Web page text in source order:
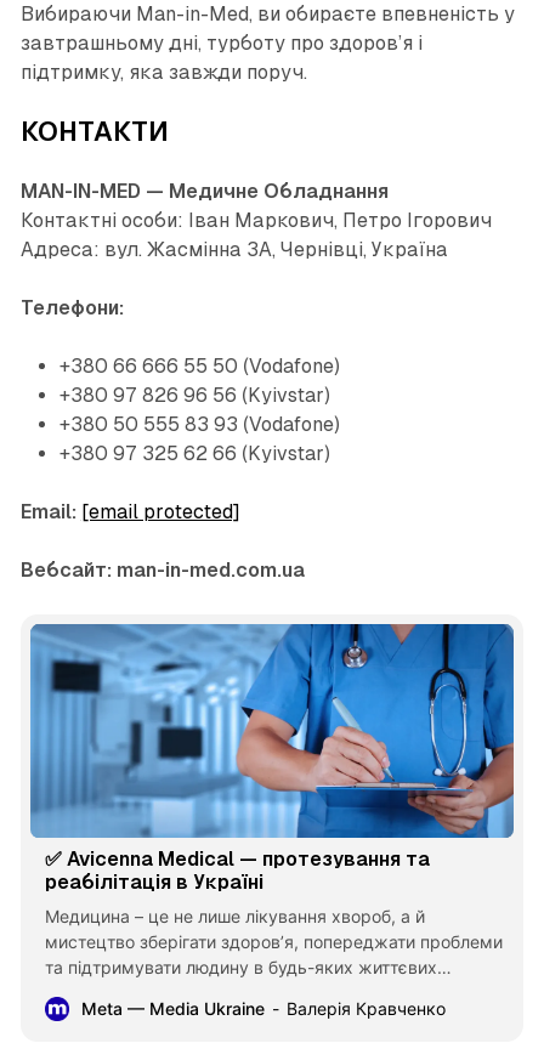
Вибираючи Man-in-Med, ви обираєте впевненість у
завтрашньому дні, турботу про здоров’я і
підтримку, яка завжди поруч.
КОНТАКТИ
MAN-IN-MED — Медичне Обладнання
Контактні особи: Іван Маркович, Петро Ігорович
Адреса: вул. Жасмінна 3А, Чернівці, Україна
Телефони:
+380 66 666 55 50 (Vodafone)
+380 97 826 96 56 (Kyivstar)
+380 50 555 83 93 (Vodafone)
+380 97 325 62 66 (Kyivstar)
Email: [email protected]
Вебсайт: man-in-med.com.ua
✅ Avicenna Medical — протезування та
реабілітація в Україні
Медицина – це не лише лікування хвороб, а й
мистецтво зберігати здоров’я, попереджати проблеми
та підтримувати людину в будь-яких життєвих
обставинах. У місті Миколаїв, за адресою вул. Рюміна,
1, працює сучасний медичний центр Avicenna Medical,
Meta — Media Ukraine Валерія Кравченко